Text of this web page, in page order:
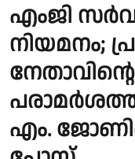
എംജി
നിയമനം;
നേതാവിൻ്റെ
എം.